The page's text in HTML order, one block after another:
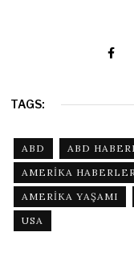
TAGS:
ABD ABD
AMERIKA
AMERIKA YAŞAMI
USA